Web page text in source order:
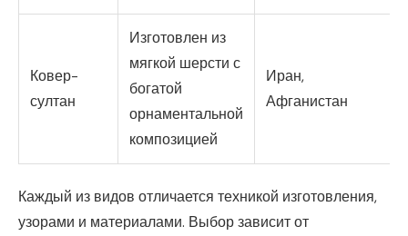
Ковер-
султан
Изготовлен из
мягкой шерсти с
богатой
орнаментальной
композицией
Иран,
Афганистан
Каждый из видов отличается техникой изготовления,
узорами и материалами. Выбор зависит от